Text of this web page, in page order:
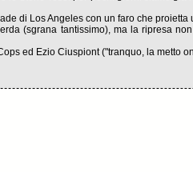
di Los Angeles con un faro che
(sgrana tantissimo), ma la ripresa
ed Ezio Ciuspiont ("tranquo, la metto